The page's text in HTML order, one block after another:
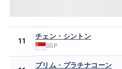
11
チェン・シントン
SGP
プリム・プラチナコーン